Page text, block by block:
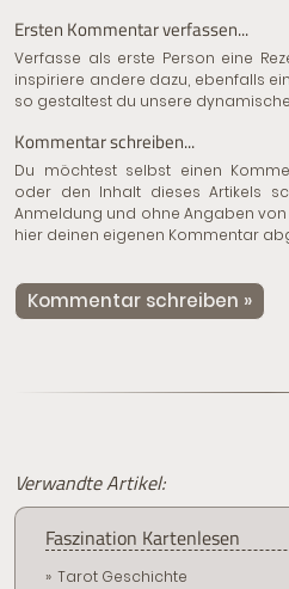
Ersten Kommentar verfassen...
Verfasse als erste Person eine
inspiriere andere dazu, ebenfalls
so gestaltest du unsere
Kommentar schreiben...
Du möchtest selbst einen
oder den Inhalt dieses Artikels
Anmeldung und ohne Angaben
hier deinen eigenen Kommentar
Kommentar schreiben »
Verwandte Artikel:
Faszination Kartenlesen
Tarot Geschichte